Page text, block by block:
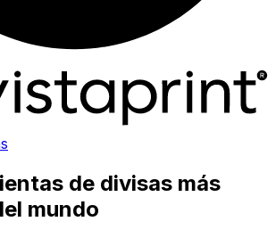
de divisas más
mundo